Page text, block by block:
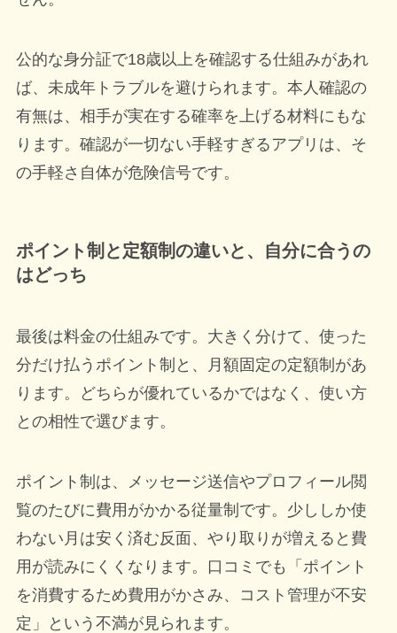
公的な身分証で18歳以上を確認する仕組みがあれ
ば、未成年トラブルを避けられます。本人確認の
有無は、相手が実在する確率を上げる材料にもな
ります。確認が一切ない手軽すぎるアプリは、そ
の手軽さ自体が危険信号です。
ポイント制と定額制の違いと、自分に合うの
はどっち
最後は料金の仕組みです。大きく分けて、使った
分だけ払うポイント制と、月額固定の定額制があ
ります。どちらが優れているかではなく、使い方
との相性で選びます。
ポイント制は、メッセージ送信やプロフィール閲
覧のたびに費用がかかる従量制です。少ししか使
わない月は安く済む反面、やり取りが増えると費
用が読みにくくなります。口コミでも「ポイント
を消費するため費用がかさみ、コスト管理が不安
定」という不満が見られます。